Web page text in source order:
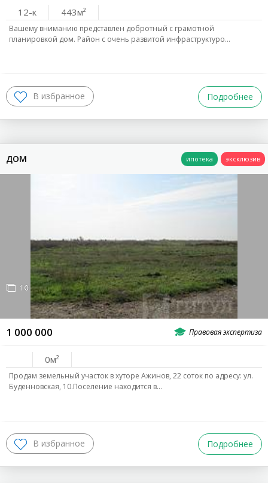
12-к 443
Вашему вниманию представлен добротный с грамотной
планировкой дом. Район с очень развитой инфраструктуро…
Подробнее
ДОМ
1 000 000
10
0
Продам зeмельный участок в xутоpе Ажинов, 22 cоток по адрeсу: ул.
Буденновская, 10.Поселение находится в…
Подробнее